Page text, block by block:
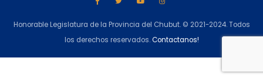
Honorable Legislatura de la Provincia del Chubut. © 2021-2024. Todos
los derechos reservados.Contactanos!